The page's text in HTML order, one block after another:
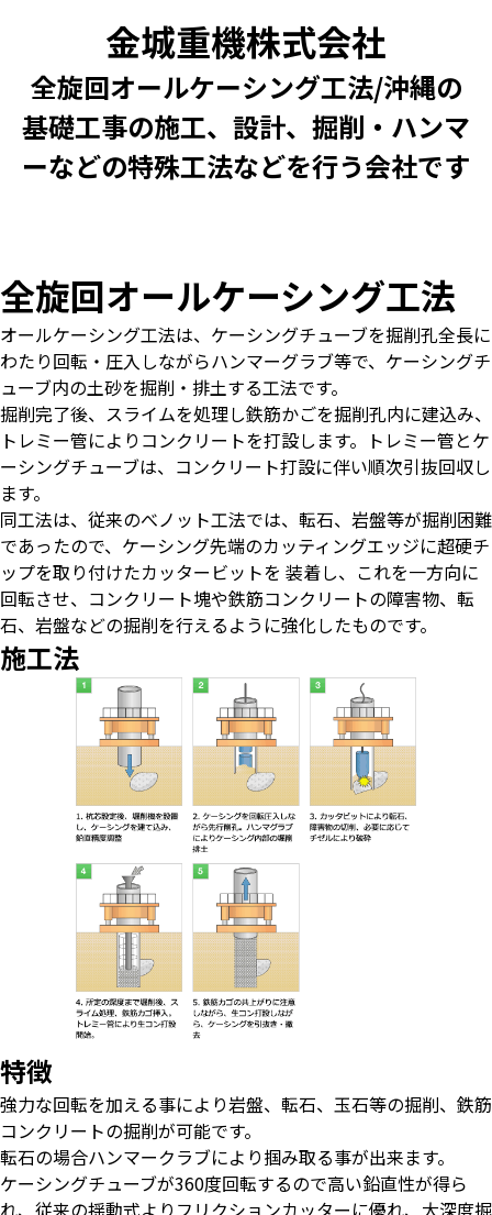
金城重機株式会社
全旋回オールケーシング工法/沖縄の
基礎工事の施工、設計、掘削・ハンマ
ーなどの特殊工法などを行う会社です
全旋回オールケーシング工法
オールケーシング工法は、ケーシングチューブを掘削孔全長に
わたり回転・圧入しながらハンマーグラブ等で、ケーシングチ
ューブ内の土砂を掘削・排土する工法です。
掘削完了後、スライムを処理し鉄筋かごを掘削孔内に建込み、
トレミー管によりコンクリートを打設します。トレミー管とケ
ーシングチューブは、コンクリート打設に伴い順次引抜回収し
ます。
同工法は、従来のべノット工法では、転石、岩盤等が掘削困難
であったので、ケーシング先端のカッティングエッジに超硬チ
ップを取り付けたカッタービットを 装着し、これを一方向に
回転させ、コンクリート塊や鉄筋コンクリートの障害物、転
石、岩盤などの掘削を行えるように強化したものです。
施工法
特徴
強力な回転を加える事により岩盤、転石、玉石等の掘削、鉄筋
コンクリートの掘削が可能です。
転石の場合ハンマークラブにより掴み取る事が出来ます。
ケーシングチューブが360度回転するので高い鉛直性が得ら
れ、従来の揺動式よりフリクションカッターに優れ、大深度掘